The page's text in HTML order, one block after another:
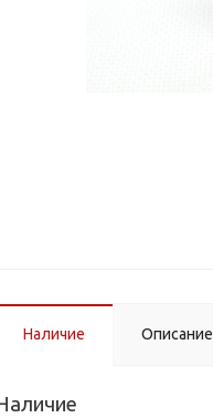
Наличие Описание